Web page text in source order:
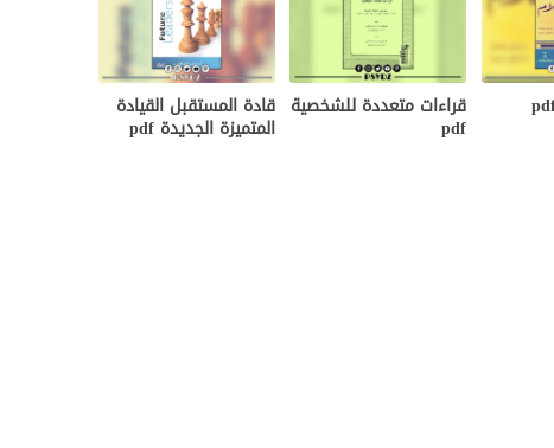
قراءات متعددة للشخصية
pdf
قادة المستقبل القيادة
المتميزة الجديدة pdf